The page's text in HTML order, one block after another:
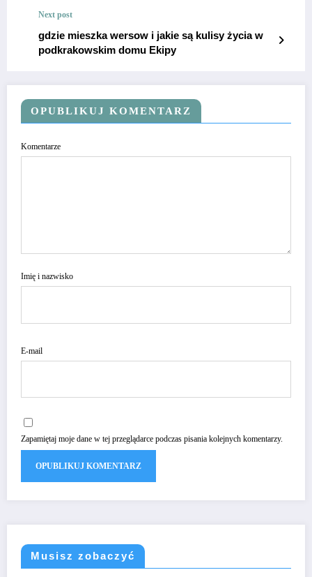
Next post
gdzie mieszka wersow i jakie są kulisy życia w
podkrakowskim domu Ekipy
OPUBLIKUJ KOMENTARZ
Komentarze
Imię i nazwisko
E-mail
Zapamiętaj moje dane w tej przeglądarce podczas pisania kolejnych komentarzy.
Musisz zobaczyć